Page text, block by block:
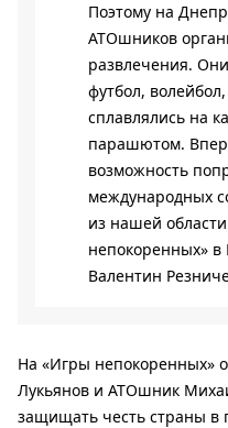
Поэтому на
АТОшников
развлечения.
футбол,
сплавлялись на
парашютом.
возможность
международных
из нашей
непокоренных» в
Валентин
На «Игры непокоренных»
Лукьянов и АТОшник
защищать честь страны в